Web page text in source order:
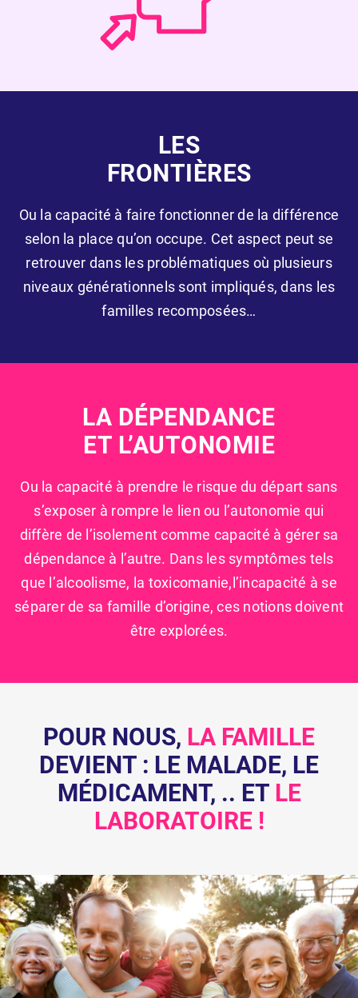
LES
FRONTIÈRES
Ou la capacité à faire fonctionner de la différence
selon la place qu’on occupe. Cet aspect peut se
retrouver dans les problématiques où plusieurs
niveaux générationnels sont impliqués, dans les
familles recomposées…
LA DÉPENDANCE
ET L’AUTONOMIE
Ou la capacité à prendre le risque du départ sans
s’exposer à rompre le lien ou l’autonomie qui
diffère de l’isolement comme capacité à gérer sa
dépendance à l’autre. Dans les symptômes tels
que l’alcoolisme, la toxicomanie,l’incapacité à se
séparer de sa famille d’origine, ces notions doivent
être explorées.
POUR NOUS, LA FAMILLE
DEVIENT : LE MALADE, LE
MÉDICAMENT, .. ET LE
LABORATOIRE !